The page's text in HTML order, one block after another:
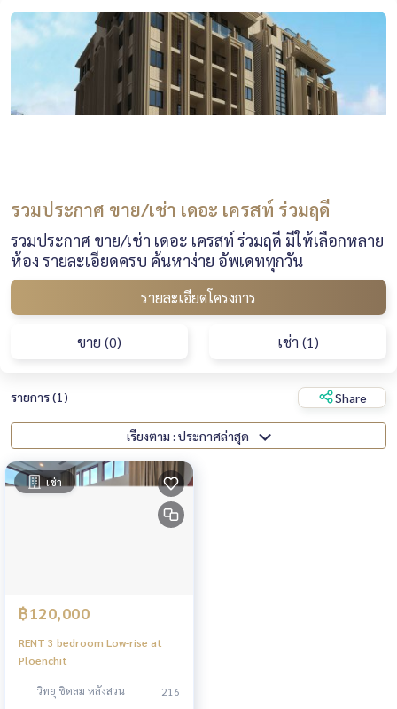
รวมประกาศ ขาย/เช่า เดอะ เครสท์ ร่วมฤดี
รวมประกาศ ขาย/เช่า เดอะ เครสท์ ร่วมฤดี มีให้เลือกหลาย
ห้อง รายละเอียดครบ ค้นหาง่าย อัพเดททุกวัน
รายละเอียดโครงการ
ขาย (0) เช่า (1)
รายการ (1) Share
เรียงตาม : ประกาศล่าสุด
เช่า
฿120,000
RENT 3 bedroom Low-rise at
Ploenchit
วิทยุ ชิดลม หลังสวน 216